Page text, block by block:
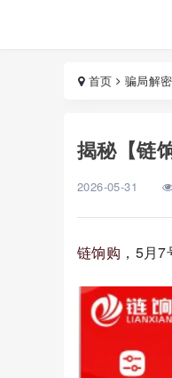
首页 骗局解密
揭秘【链
2026-05-31
链饷购 ，5月